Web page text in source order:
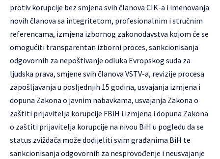
protiv korupcije bez smjena svih članova CIK-a i imenovanja
novih članova sa integritetom, profesionalnim i stručnim
referencama, izmjena izbornog zakonodavstva kojom će se
omogućiti transparentan izborni proces, sankcionisanja
odgovornih za nepoštivanje odluka Evropskog suda za
ljudska prava, smjene svih članova VSTV-a, revizije procesa
zapošljavanja u posljednjih 15 godina, usvajanja izmjena i
dopuna Zakona o javnim nabavkama, usvajanja Zakona o
zaštiti prijavitelja korupcije FBiH i izmjena i dopuna Zakona
o zaštiti prijavitelja korupcije na nivou BiH u pogledu da se
status zviždača može dodijeliti svim građanima BiH te
sankcionisanja odgovornih za nesprovođenje i neusvajanje